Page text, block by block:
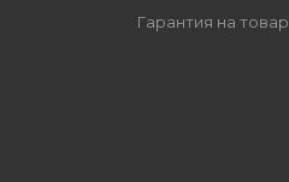
Гарантия на товар